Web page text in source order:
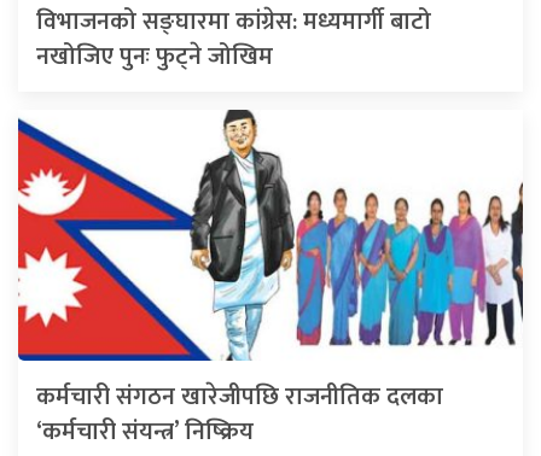
विभाजनको सङ्घारमा कांग्रेस: मध्यमार्गी बाटो
नखोजिए पुनः फुट्ने जोखिम
कर्मचारी संगठन खारेजीपछि राजनीतिक दलका
‘कर्मचारी संयन्त्र’ निष्क्रिय